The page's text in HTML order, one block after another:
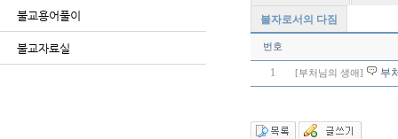
불교용어풀이
불교자료실
불자로서의 다짐
번호
1 [부처님의 생애] 부